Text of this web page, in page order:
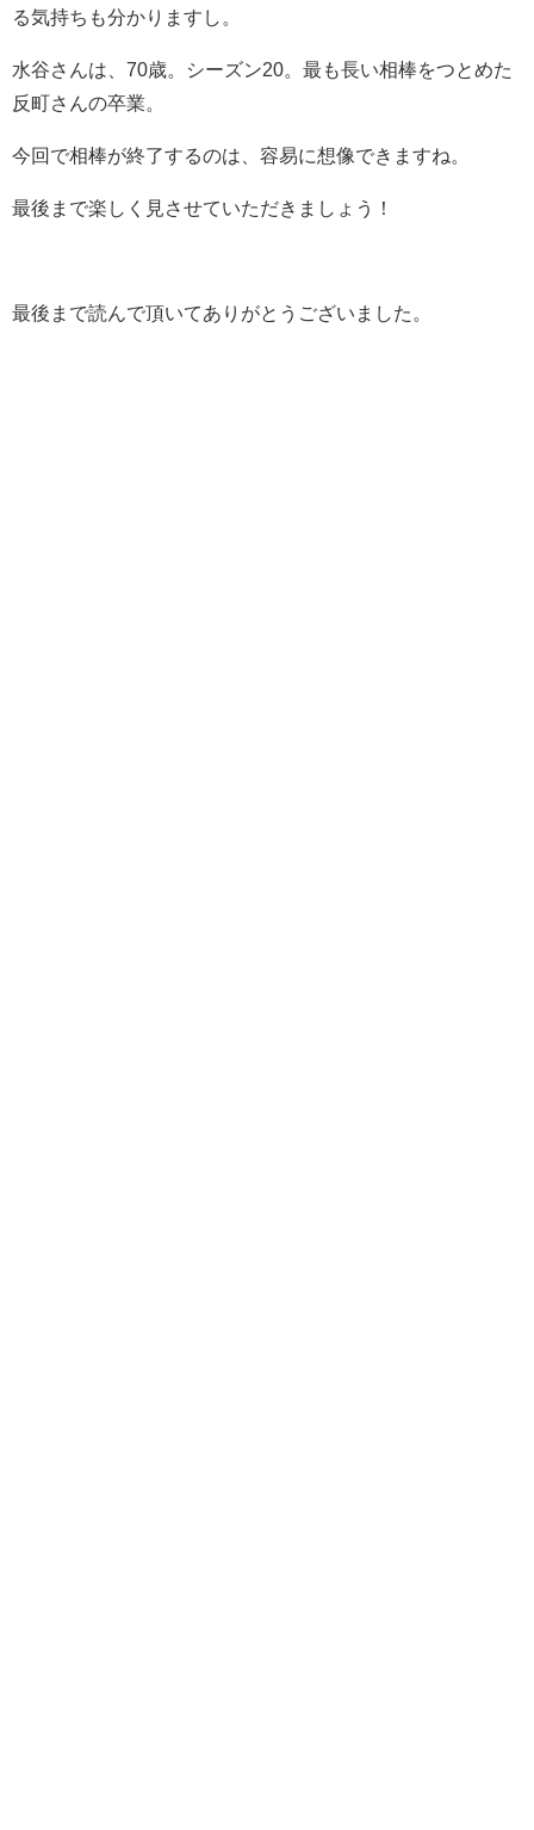
る気持ちも分かりますし。
水谷さんは、70歳。シーズン20。最も長い相棒をつとめた
反町さんの卒業。
今回で相棒が終了するのは、容易に想像できますね。
最後まで楽しく見させていただきましょう！
最後まで読んで頂いてありがとうございました。